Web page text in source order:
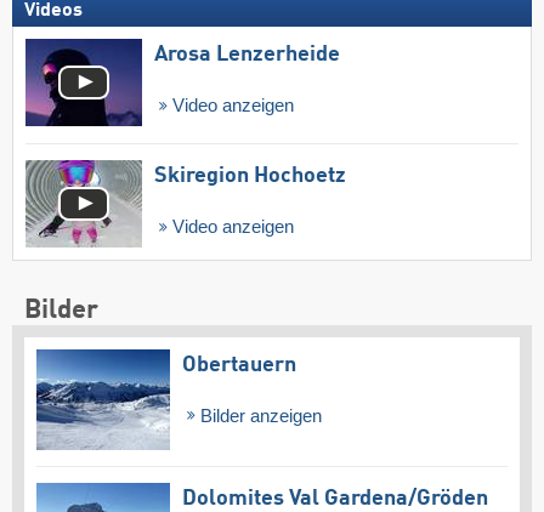
Videos
Arosa Lenzerheide
Video anzeigen
Skiregion Hochoetz
Video anzeigen
Bilder
Obertauern
Bilder anzeigen
Dolomites Val Gardena/​Gröden